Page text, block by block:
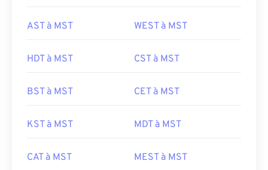
AST à MST WEST à MST
HDT à MST CST à MST
BST à MST CET à MST
KST à MST MDT à MST
CAT à MST MEST à MST